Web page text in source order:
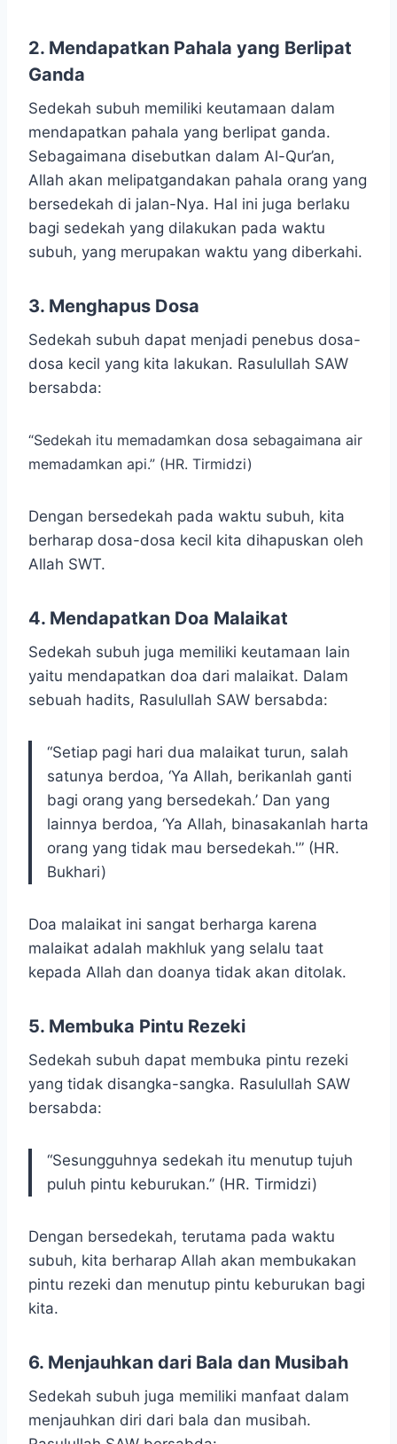
2. Mendapatkan Pahala yang Berlipat
Ganda
Sedekah subuh memiliki keutamaan dalam
mendapatkan pahala yang berlipat ganda.
Sebagaimana disebutkan dalam Al-Qur’an,
Allah akan melipatgandakan pahala orang yang
bersedekah di jalan-Nya. Hal ini juga berlaku
bagi sedekah yang dilakukan pada waktu
subuh, yang merupakan waktu yang diberkahi.
3. Menghapus Dosa
Sedekah subuh dapat menjadi penebus dosa-
dosa kecil yang kita lakukan. Rasulullah SAW
bersabda:
“Sedekah itu memadamkan dosa sebagaimana air
memadamkan api.” (HR. Tirmidzi)
Dengan bersedekah pada waktu subuh, kita
berharap dosa-dosa kecil kita dihapuskan oleh
Allah SWT.
4. Mendapatkan Doa Malaikat
Sedekah subuh juga memiliki keutamaan lain
yaitu mendapatkan doa dari malaikat. Dalam
sebuah hadits, Rasulullah SAW bersabda:
“Setiap pagi hari dua malaikat turun, salah
satunya berdoa, ‘Ya Allah, berikanlah ganti
bagi orang yang bersedekah.’ Dan yang
lainnya berdoa, ‘Ya Allah, binasakanlah harta
orang yang tidak mau bersedekah.'” (HR.
Bukhari)
Doa malaikat ini sangat berharga karena
malaikat adalah makhluk yang selalu taat
kepada Allah dan doanya tidak akan ditolak.
5. Membuka Pintu Rezeki
Sedekah subuh dapat membuka pintu rezeki
yang tidak disangka-sangka. Rasulullah SAW
bersabda:
“Sesungguhnya sedekah itu menutup tujuh
puluh pintu keburukan.” (HR. Tirmidzi)
Dengan bersedekah, terutama pada waktu
subuh, kita berharap Allah akan membukakan
pintu rezeki dan menutup pintu keburukan bagi
kita.
6. Menjauhkan dari Bala dan Musibah
Sedekah subuh juga memiliki manfaat dalam
menjauhkan diri dari bala dan musibah.